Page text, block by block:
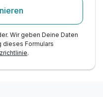
Wir geben Deine Daten
dieses Formulars
.